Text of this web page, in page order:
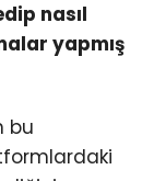
nasıl
yapmış
bu